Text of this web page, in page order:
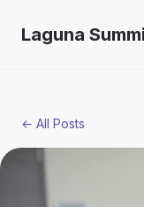
Laguna
← All Posts